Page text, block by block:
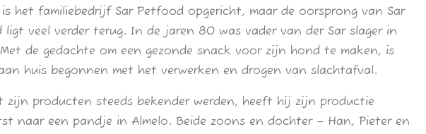
het familiebedrijf Sar Petfood opgericht, maar de oorsprong van Sar
ligt veel verder terug. In de jaren 80 was vader van der Sar slager in
de gedachte om een gezonde snack voor zijn hond te maken, is
huis begonnen met het verwerken en drogen van slachtafval.
zijn producten steeds bekender werden, heeft hij zijn productie
naar een pandje in Almelo. Beide zoons en dochter – Han, Pieter en